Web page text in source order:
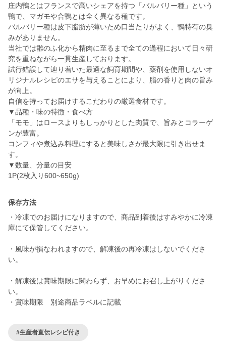
庄内鴨とはフランスで高いシェアを持つ「バルバリー種」という
鴨で、マガモや合鴨とは全く異なる種です。
バルバリー種は皮下脂肪が薄いため口当たりがよく、鴨特有の臭
みがありません。
当社では雛のふ化から精肉に至るまで全ての過程において日々研
究を重ねながら一貫生産しております。
試行錯誤して辿り着いた最適な飼育期間や、薬剤を使用しないオ
リジナルレシピのエサを与えることにより、脂の香りと肉の旨み
が向上。
自信を持ってお届けするこだわりの厳選食材です。
▼品種・味の特徴・食べ方
「モモ」はロースよりもしっかりとした肉質で、旨みとコラーゲ
ンが豊富。
コンフィや煮込み料理にすると美味しさが最大限に引き出せま
す。
▼数量、分量の目安
保存方法
・冷凍でのお届けになりますので、商品到着後はすみやかに冷凍
庫にて保管してください。
・風味が損なわれますので、解凍後の再冷凍はしないでくださ
い。
・解凍後は賞味期限に関わらず、お早めにお召し上がりくださ
い。
・賞味期限 別途商品ラベルに記載
#生産者直伝レシピ付き